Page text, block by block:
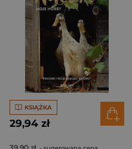
KSIĄŻKA
29,94 zł